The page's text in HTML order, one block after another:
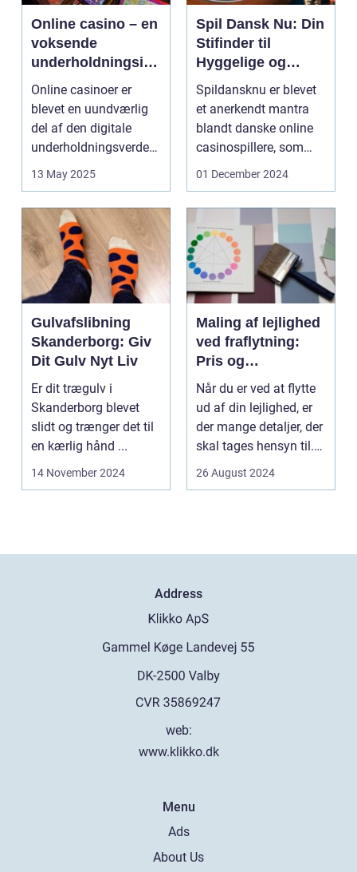
Online casino – en
voksende
underholdningsind
ustri
Online casinoer er
blevet en uundværlig
del af den digitale
underholdningsverden.
Med den stad...
13 May 2025
Spil Dansk Nu: Din
Stifinder til
Hyggelige og
Underholdende
Online Casinoer
Spildansknu er blevet
et anerkendt mantra
blandt danske online
casinospillere, som
søger unde...
01 December 2024
Gulvafslibning
Skanderborg: Giv
Dit Gulv Nyt Liv
Er dit trægulv i
Skanderborg blevet
slidt og trænger det til
en kærlig hånd ...
14 November 2024
Maling af lejlighed
ved fraflytning:
Pris og
overvejelser
Når du er ved at flytte
ud af din lejlighed, er
der mange detaljer, der
skal tages hensyn til.
En af...
26 August 2024
Address
web:
www.klikko.dk
Menu
Ads
About Us